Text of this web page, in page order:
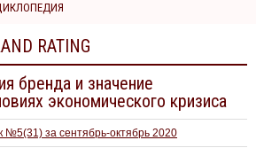
RATING
бренда и значение
экономического кризиса
№5(31) за сентябрь-октябрь 2020